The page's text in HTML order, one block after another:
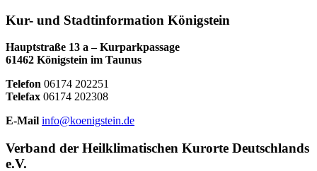
Kur- und Stadtinformation Königstein
Hauptstraße 13 a – Kurparkpassage
61462 Königstein im Taunus
Telefon 06174 202251
Telefax 06174 202308
E-Mail info@koenigstein.de
Verband der Heilklimatischen Kurorte Deutschlands
e.V.